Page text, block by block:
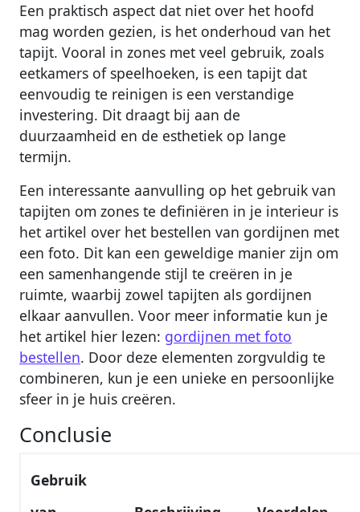
Een praktisch aspect dat niet over het hoofd
mag worden gezien, is het onderhoud van het
tapijt. Vooral in zones met veel gebruik, zoals
eetkamers of speelhoeken, is een tapijt dat
eenvoudig te reinigen is een verstandige
investering. Dit draagt bij aan de
duurzaamheid en de esthetiek op lange
termijn.
Een interessante aanvulling op het gebruik van
tapijten om zones te definiëren in je interieur is
het artikel over het bestellen van gordijnen met
een foto. Dit kan een geweldige manier zijn om
een samenhangende stijl te creëren in je
ruimte, waarbij zowel tapijten als gordijnen
elkaar aanvullen. Voor meer informatie kun je
het artikel hier lezen: gordijnen met foto
bestellen. Door deze elementen zorgvuldig te
combineren, kun je een unieke en persoonlijke
sfeer in je huis creëren.
Conclusie
Gebruik